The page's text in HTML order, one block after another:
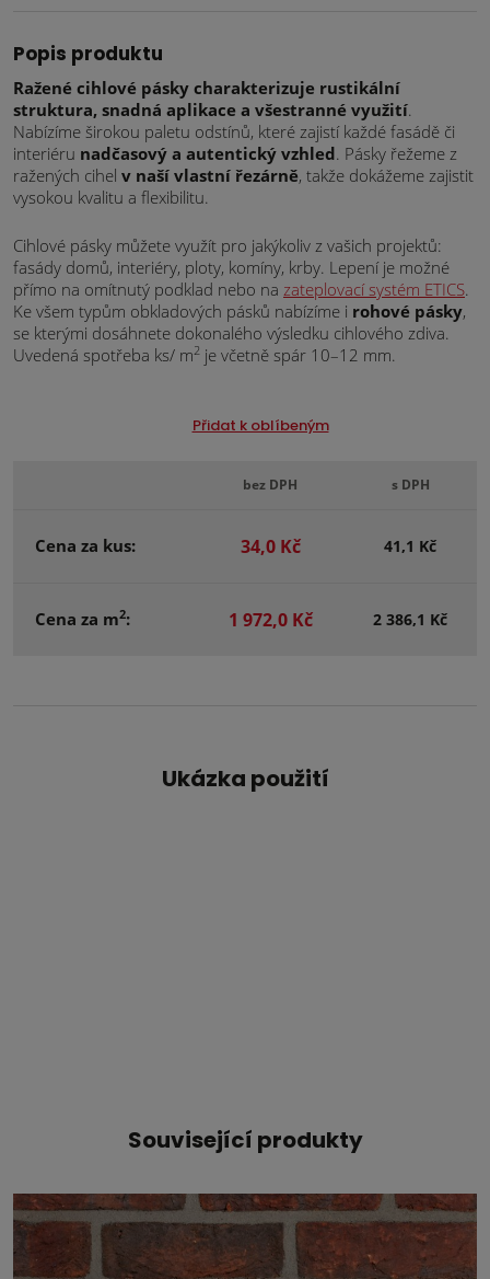
Popis produktu
Ražené cihlové pásky charakterizuje rustikální
struktura, snadná aplikace a všestranné využití.
Nabízíme širokou paletu odstínů, které zajistí každé fasádě či
interiéru nadčasový a autentický vzhled. Pásky řežeme z
ražených cihel v naší vlastní řezárně, takže dokážeme zajistit
vysokou kvalitu a flexibilitu.
Cihlové pásky můžete využít pro jakýkoliv z vašich projektů:
fasády domů, interiéry, ploty, komíny, krby. Lepení je možné
přímo na omítnutý podklad nebo na zateplovací systém ETICS.
Ke všem typům obkladových pásků nabízíme i rohové pásky,
se kterými dosáhnete dokonalého výsledku cihlového zdiva.
Uvedená spotřeba ks/ m2 je včetně spár 10–12 mm.
Přidat k oblíbeným
bez DPH s DPH
Cena za kus: 34,0 Kč 41,1 Kč
Cena za m2: 1 972,0 Kč 2 386,1 Kč
Ukázka použití
Související produkty